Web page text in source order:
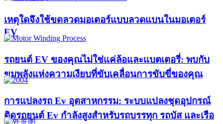
เหตุใดจึงใช้ขดลวดมอเตอร์แบบลวดแบนในมอเตอร์
EV
รถยนต์ EV ของคุณไม่ใช่แค่ล้อและแบตเตอรี่: พบกับ
ขุมพลังแห่งความเงียบที่ขับเคลื่อนการขับขี่ของคุณ
การแปลงรถ Ev อุตสาหกรรม: ระบบแปลงชุดอุปกรณ์
ติดรถยนต์ Ev กำลังสูงสำหรับรถบรรทุก รถบัส และเรือ